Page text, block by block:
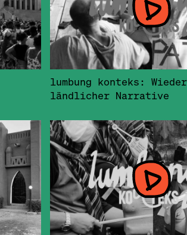
lumbung konteks:
ländlicher Narrative